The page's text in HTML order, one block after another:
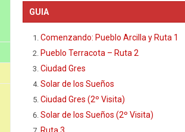
GUIA
Comenzando: Pueblo Arcilla y Ruta 1
Pueblo Terracota – Ruta 2
Ciudad Gres
Solar de los Sueños
Ciudad Gres (2º Visita)
Solar de los Sueños (2º Visita)